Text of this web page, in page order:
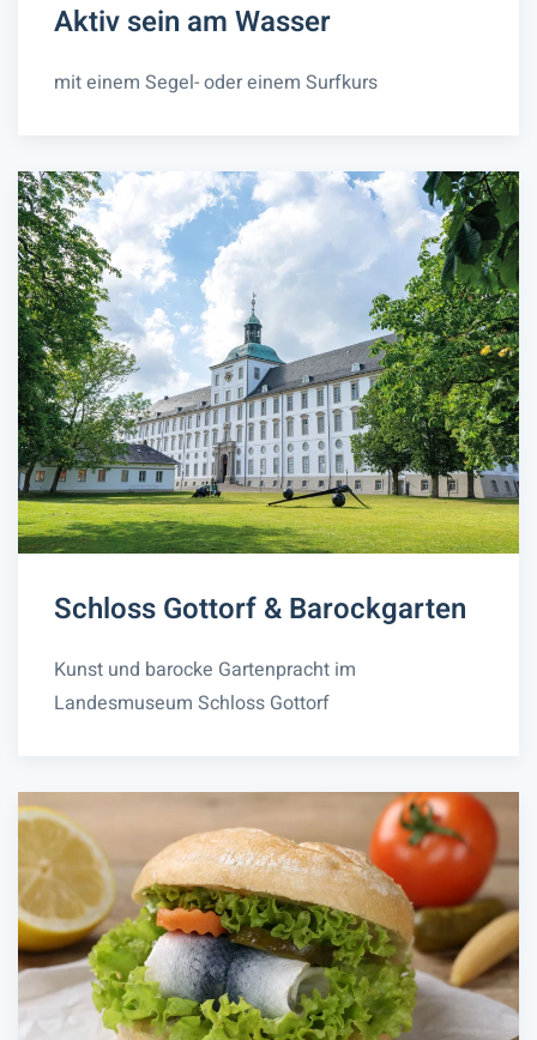
Aktiv sein am Wasser
mit einem Segel- oder einem Surfkurs
Schloss Gottorf & Barockgarten
Kunst und barocke Gartenpracht im
Landesmuseum Schloss Gottorf